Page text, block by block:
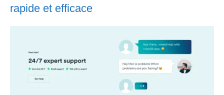
rapide et efficace